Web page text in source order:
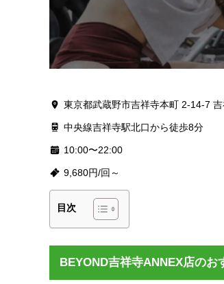
東京都武蔵野市吉祥寺本町 2-14-7
中央線吉祥寺駅北口から徒歩8分
10:00〜22:00
9,680円/回～
目次
BEYOND吉祥寺ANNEX店のお